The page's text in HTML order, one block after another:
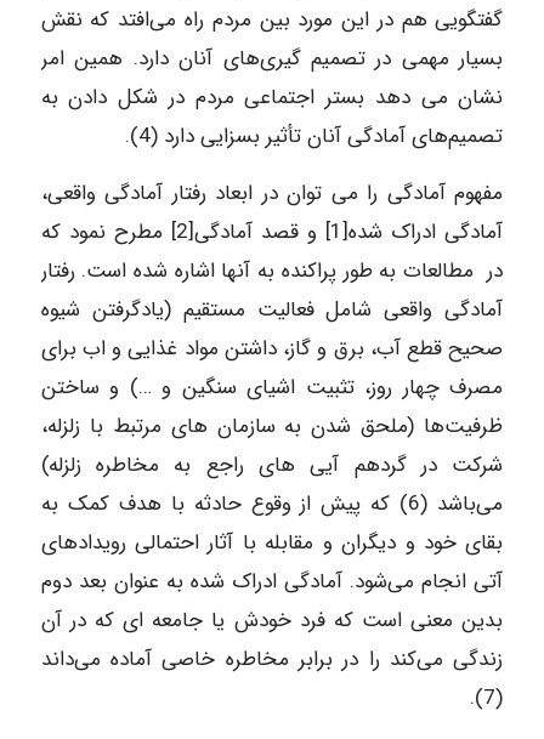
گفتگویی هم در این مورد بین مردم راه می‌افتد که نقش
بسیار مهمی در تصمیم گیری‌های آنان دارد. همین امر
نشان می دهد بستر اجتماعی مردم در شکل دادن به
تصمیم‌های آمادگی آنان تأثیر بسزایی دارد (4).
مفهوم آمادگی را می توان در ابعاد رفتار آمادگی واقعی،
آمادگی ادراک شده[1] و قصد آمادگی[2] مطرح نمود که
در مطالعات به طور پراکنده به آنها اشاره شده است. رفتار
آمادگی واقعی شامل فعالیت مستقیم (یادگرفتن شیوه
صحیح قطع آب، برق و گاز، داشتن مواد غذایی و اب برای
مصرف چهار روز، تثبیت اشیای سنگین و …) و ساختن
ظرفیت‌ها (ملحق شدن به سازمان های مرتبط با زلزله،
شرکت در گردهم آیی های راجع به مخاطره زلزله)
می‌باشد (6) که پیش از وقوع حادثه با هدف کمک به
بقای خود و دیگران و مقابله با آثار احتمالی رویدادهای
آتی انجام می‌شود. آمادگی ادراک شده به عنوان بعد دوم
بدین معنی است که فرد خودش یا جامعه ای که در آن
زندگی می‌کند را در برابر مخاطره خاصی آماده می‌داند
(7).